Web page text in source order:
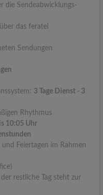
die Sendeabwicklungs-
das feratel
Sendungen
3 Tage Dienst - 3
Rhythmus
10:05 Uhr
Feiertagen im Rahmen
restliche Tag steht zur